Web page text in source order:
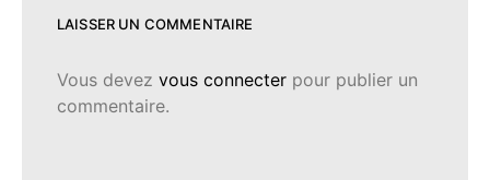
LAISSER UN COMMENTAIRE
Vous devez vous connecter pour publier un
commentaire.